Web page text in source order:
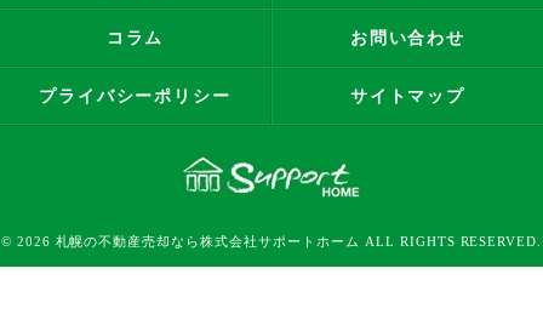
コラム お問い合わせ
プライバシーポリシー サイトマップ
© 2026 札幌の不動産売却なら株式会社サポートホーム ALL RIGHTS RESERVED.